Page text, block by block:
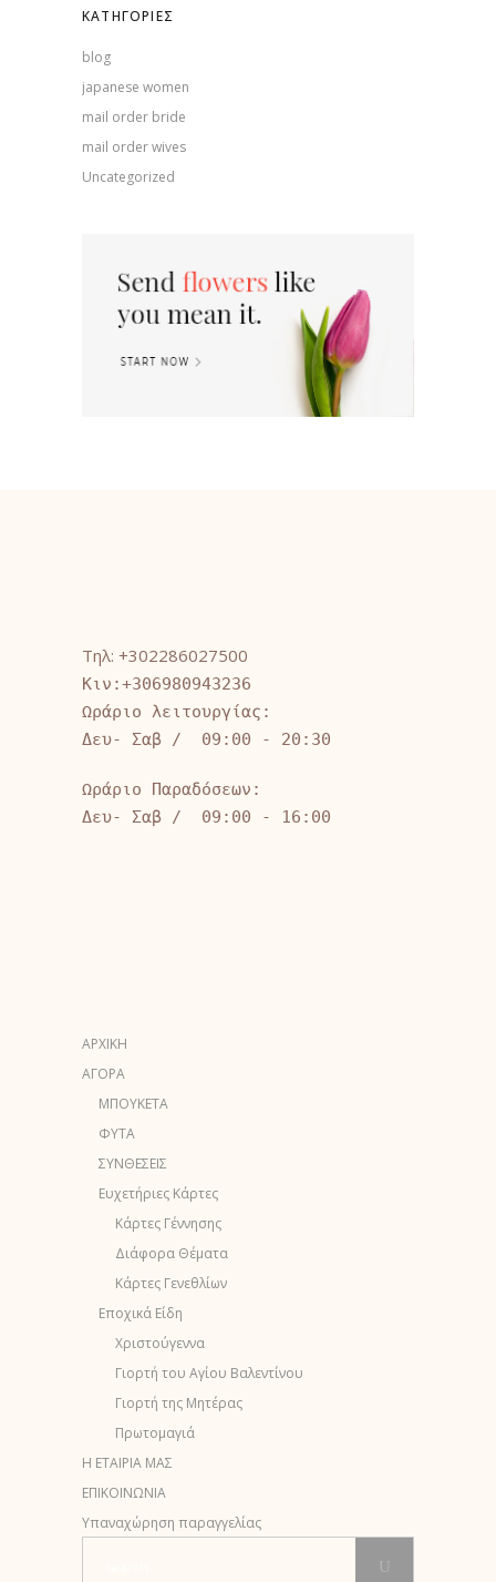
KΑΤΗΓΟΡΊΕΣ
blog
japanese women
mail order bride
mail order wives
Uncategorized
Τηλ: +302286027500
Κιν:+306980943236
Ωράριο λειτουργίας:
Δευ- Σαβ / 09:00 - 20:30
Ωράριο Παραδόσεων:
Δευ- Σαβ / 09:00 - 16:00
ΑΡΧΙΚΗ
ΑΓΟΡΑ
ΜΠΟΥΚΕΤΑ
ΦΥΤΑ
ΣΥΝΘΕΣΕΙΣ
Ευχετήριες Κάρτες
Κάρτες Γέννησης
Διάφορα Θέματα
Κάρτες Γενεθλίων
Εποχικά Είδη
Χριστούγεννα
Γιορτή του Αγίου Βαλεντίνου
Γιορτή της Μητέρας
Πρωτομαγιά
Η ΕΤΑΙΡΙΑ ΜΑΣ
ΕΠΙΚΟΙΝΩΝΙΑ
Υπαναχώρηση παραγγελίας